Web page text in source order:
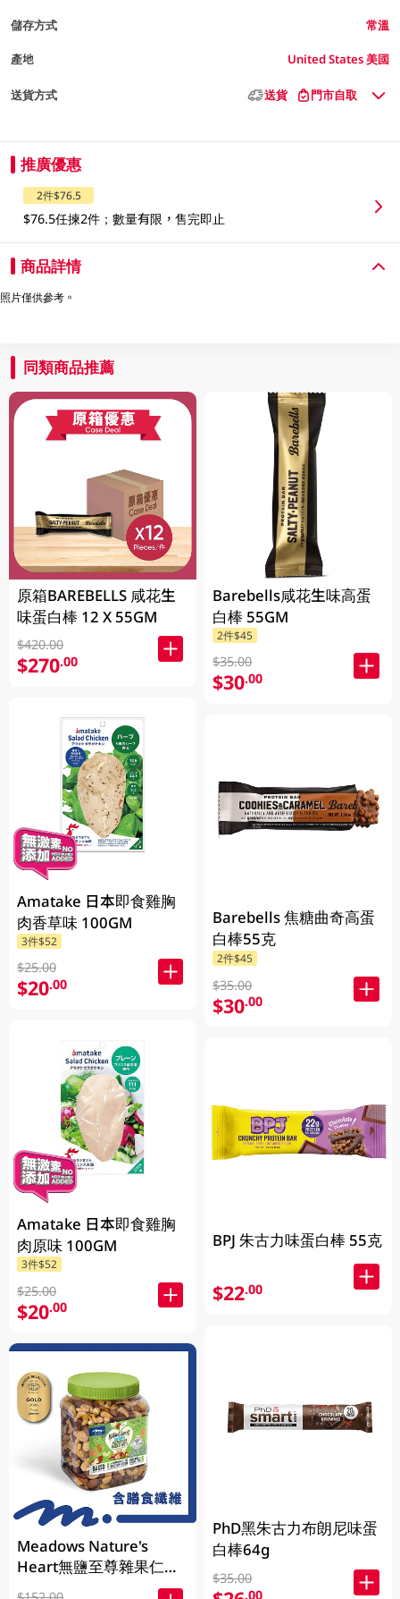
儲存方式 常溫
產地 United States 美國
送貨方式 送貨 門市自取
推廣優惠
2件$76.5
$76.5任揀2件；數量有限，售完即止
商品詳情
照片僅供參考。
同類商品推薦
原箱BAREBELLS 咸花生
味蛋白棒 12 X 55GM
$420.00
$270.00
Amatake 日本即食雞胸
肉香草味 100GM
3件$52
$25.00
$20.00
Amatake 日本即食雞胸
肉原味 100GM
3件$52
$25.00
$20.00
Meadows Nature's
Heart無鹽至尊雜果仁
1KG (包裝隨機發放)
Barebells咸花生味高蛋
白棒 55GM
2件$45
$35.00
$30.00
Barebells 焦糖曲奇高蛋
白棒55克
2件$45
$35.00
$30.00
BPJ 朱古力味蛋白棒 55克
$22.00
PhD黑朱古力布朗尼味蛋
白棒64g
$35.00
.00